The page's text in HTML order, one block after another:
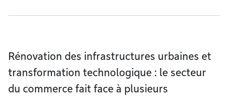
Rénovation des infrastructures urbaines et
transformation technologique : le secteur
du commerce fait face à plusieurs